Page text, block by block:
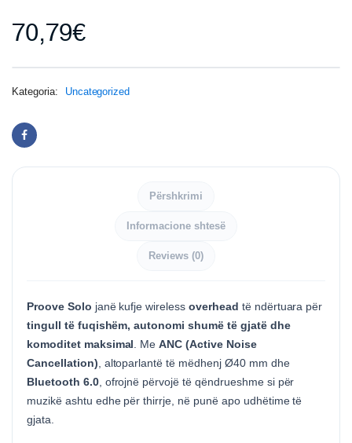
70,79€
Kategoria: Uncategorized
Përshkrimi
Informacione shtesë
Reviews (0)
Proove Solo janë kufje wirelessoverhead të ndërtuara për
tingull të fuqishëm, autonomi shumë të gjatë dhe
komoditet maksimal . MeANC (Active Noise
Cancellation) , altoparlantë të mëdhenj Ø40 mm dhe
Bluetooth 6.0, ofrojnë përvojë të qëndrueshme si për
muzikë ashtu edhe për thirrje, në punë apo udhëtime të
gjata.